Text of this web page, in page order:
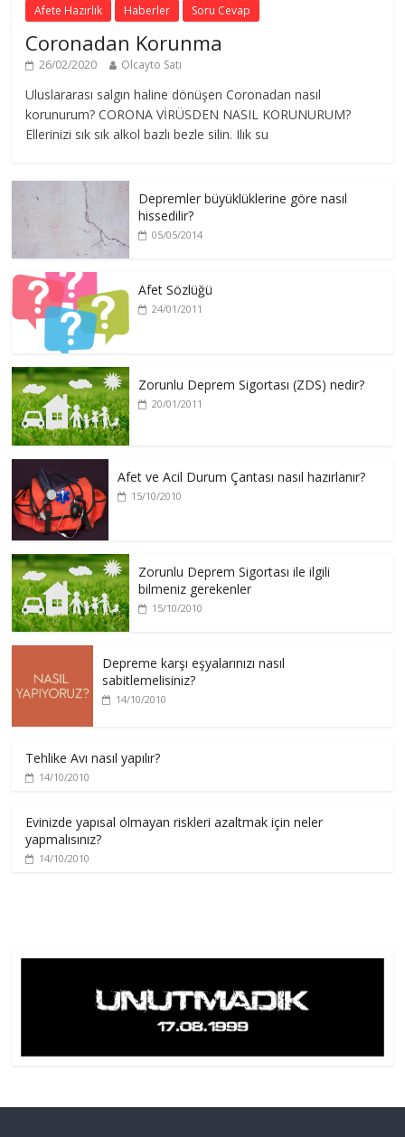
Afete Hazırlık Haberler Soru Cevap
Coronadan Korunma
26/02/2020 Olcayto Satı
Uluslararası salgın haline dönüşen Coronadan nasıl
korunurum? CORONA VİRÜSDEN NASIL KORUNURUM?
Ellerinizi sık sık alkol bazlı bezle silin. Ilık su
Depremler büyüklüklerine göre nasıl
hissedilir?
05/05/2014
Afet Sözlüğü
24/01/2011
Zorunlu Deprem Sigortası (ZDS) nedir?
20/01/2011
Afet ve Acil Durum Çantası nasıl hazırlanır?
15/10/2010
Zorunlu Deprem Sigortası ile ilgili
bilmeniz gerekenler
15/10/2010
Depreme karşı eşyalarınızı nasıl
sabitlemelisiniz?
14/10/2010
Tehlike Avı nasıl yapılır?
14/10/2010
Evinizde yapısal olmayan riskleri azaltmak için neler
yapmalısınız?
14/10/2010